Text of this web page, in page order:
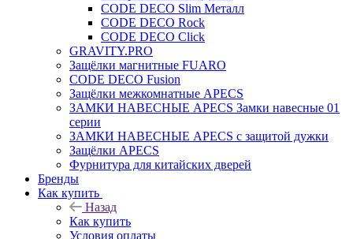
CODE DECO Slim Металл
CODE DECO Rock
CODE DECO Click
GRAVITY.PRO
Защёлки магнитные FUARO
CODE DECO Fusion
Защёлки межкомнатные APECS
ЗАМКИ НАВЕСНЫЕ APECS Замки навесные 01
серии
ЗАМКИ НАВЕСНЫЕ APECS с защитой дужки
Защёлки APECS
Фурнитура для китайских дверей
Бренды
Как купить
Назад
Как купить
Условия оплаты